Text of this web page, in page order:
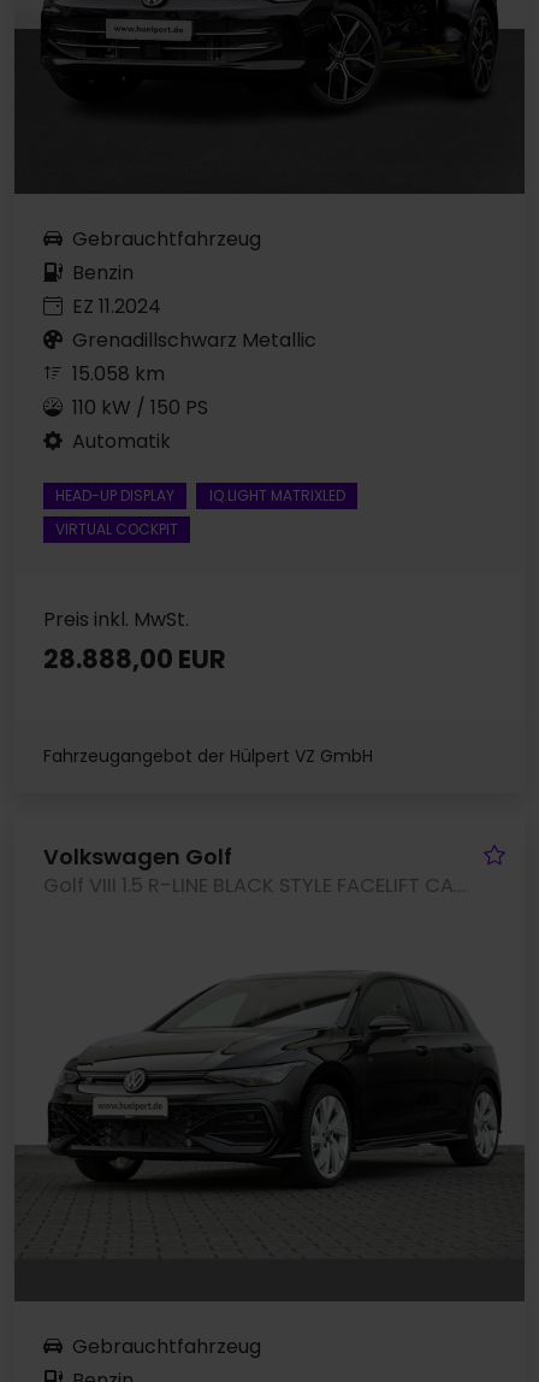
Gebrauchtfahrzeug
Benzin
EZ 11.2024
Grenadillschwarz Metallic
15.058 km
110 kW / 150 PS
Automatik
HEAD-UP DISPLAY
IQ.LIGHT MATRIXLED
VIRTUAL COCKPIT
Preis inkl. MwSt.
28.888,00 EUR
Fahrzeugangebot der Hülpert VZ GmbH
Volkswagen Golf
Golf VIII 1.5 R-LINE BLACK STYLE FACELIFT CAM ACC LM18 NAVI
Gebrauchtfahrzeug